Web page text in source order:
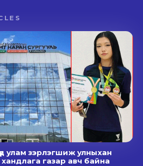
улам зэрлэгшиж улныхан
хандлага газар авч байна